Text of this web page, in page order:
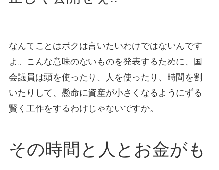
なんてことはボクは言いたいわけではないんです
よ。こんな意味のないものを発表するために、国
会議員は頭を使ったり、人を使ったり、時間を割
いたりして、懸命に資産が小さくなるようにずる
賢く工作をするわけじゃないですか。
その時間と人とお金がも